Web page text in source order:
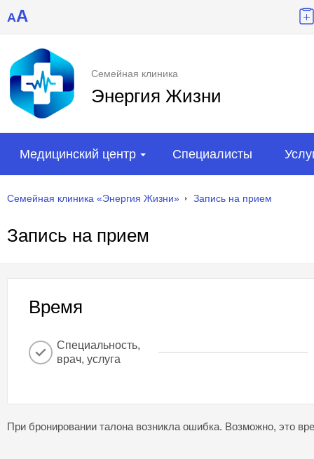
AA
Семейная клиника
Энергия Жизни
Медицинский центр Специалисты
Семейная клиника «Энергия Жизни» Запись на прием
Запись на прием
Время
Специальность,
врач, услуга
При бронировании талона возникла ошибка. Возможно, это